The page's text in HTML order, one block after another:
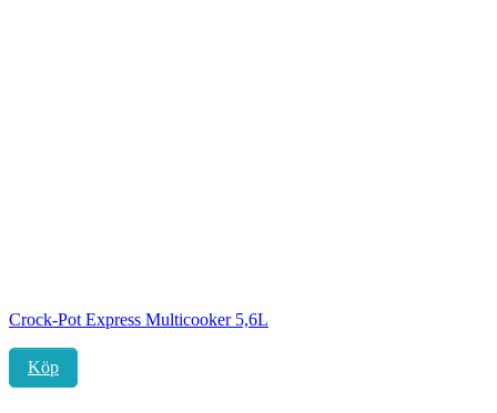
Crock-Pot Express Multicooker 5,6L
Köp